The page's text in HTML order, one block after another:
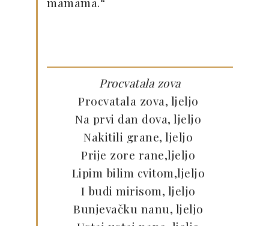
Procvatala zova
Procvatala zova, ljeljo
Na prvi dan dova, ljeljo
Nakitili grane, ljeljo
Prije zore rane,ljeljo
Lipim bilim cvitom,ljeljo
I budi mirisom, ljeljo
Bunjevačku nanu, ljeljo